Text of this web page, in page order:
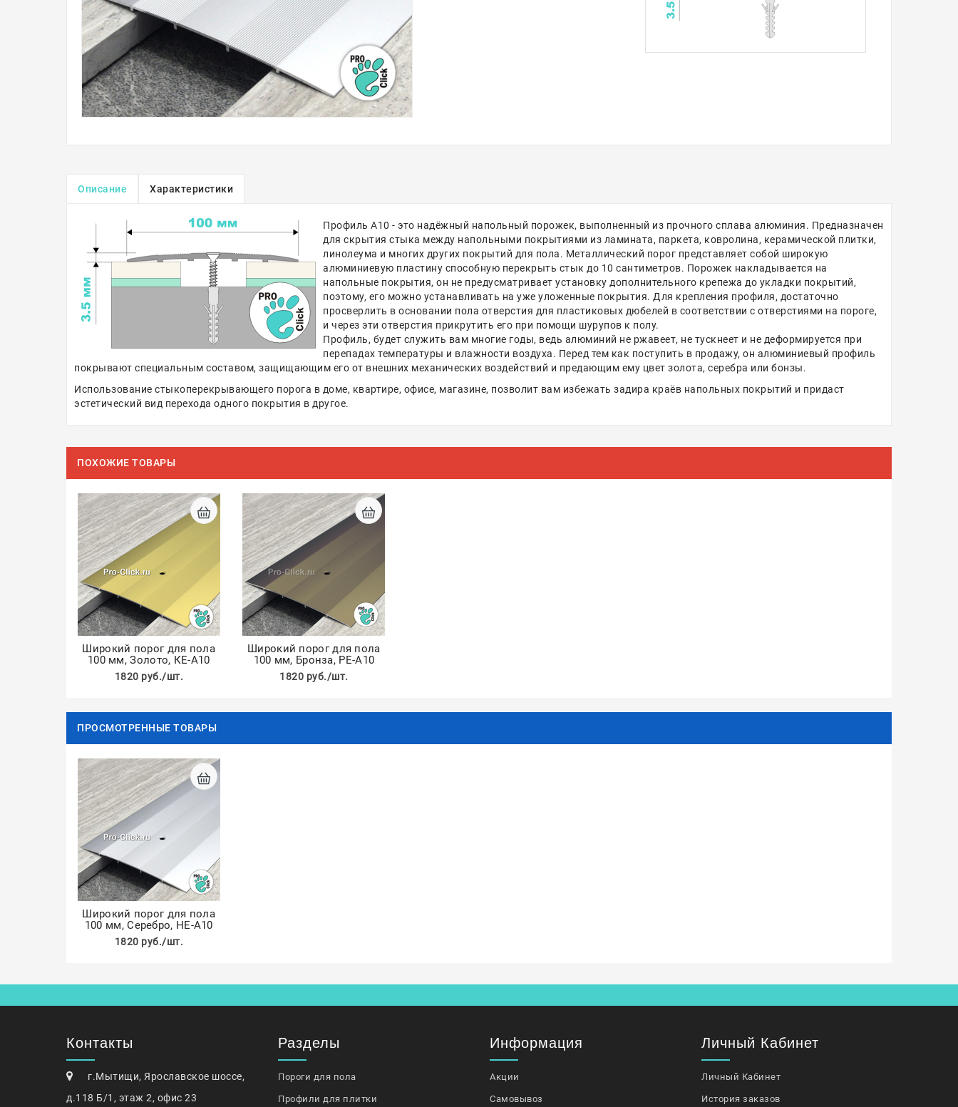
Описание Характеристики
Профиль А10 - это надёжный напольный порожек, выполненный из прочного сплава алюминия. Предназначен
для скрытия стыка между напольными покрытиями из ламината, паркета, ковролина, керамической плитки,
линолеума и многих других покрытий для пола. Металлический порог представляет собой широкую
алюминиевую пластину способную перекрыть стык до 10 сантиметров. Порожек накладывается на
напольные покрытия, он не предусматривает установку дополнительного крепежа до укладки покрытий,
поэтому, его можно устанавливать на уже уложенные покрытия. Для крепления профиля, достаточно
просверлить в основании пола отверстия для пластиковых дюбелей в соответствии с отверстиями на пороге,
и через эти отверстия прикрутить его при помощи шурупов к полу.
Профиль, будет служить вам многие годы, ведь алюминий не ржавеет, не тускнеет и не деформируется при
перепадах температуры и влажности воздуха. Перед тем как поступить в продажу, он алюминиевый профиль
покрывают специальным составом, защищающим его от внешних механических воздействий и предающим ему цвет золота, серебра или бонзы.
Использование стыкоперекрывающего порога в доме, квартире, офисе, магазине, позволит вам избежать задира краёв напольных покрытий и придаст
эстетический вид перехода одного покрытия в другое.
ПОХОЖИЕ ТОВАРЫ
Широкий порог для пола
100 мм, Золото, КЕ-А10
1820 руб./шт.
Широкий порог для пола
100 мм, Бронза, РЕ-А10
1820 руб./шт.
ПРОСМОТРЕННЫЕ ТОВАРЫ
Широкий порог для пола
100 мм, Серебро, НЕ-А10
1820 руб./шт.
Контакты
г.Мытищи, Ярославское шоссе,
д.118 Б/1, этаж 2, офис 23
Разделы
Пороги для пола
Профили для плитки
Информация
Акции
Самовывоз
Личный Кабинет
Личный Кабинет
История заказов